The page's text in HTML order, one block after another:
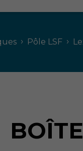
› Pôle LSF ›